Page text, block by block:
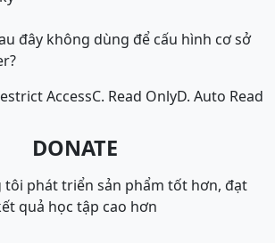
đây không dùng để cấu hình cơ sở
AccessC. Read OnlyD. Auto Read
DONATE
phát triển sản phẩm tốt hơn, đạt
quả học tập cao hơn